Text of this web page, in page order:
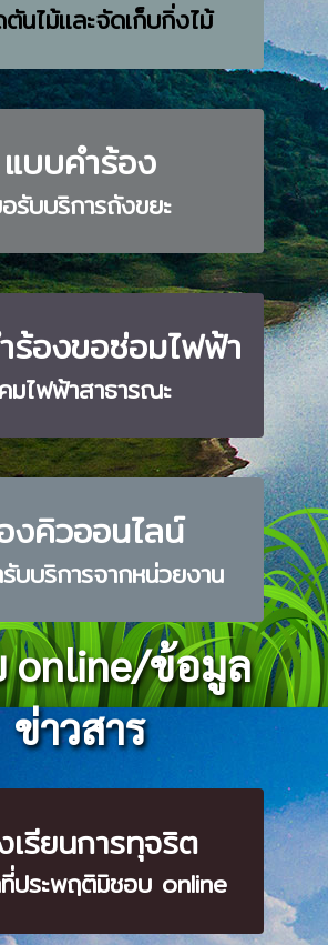
นไม้และจัดเก็บกิ่งไม้
แบบคำร้อง
รับบริการถังขยะ
ร้องขอซ่อมไฟฟ้า
มไฟฟ้าสาธารณะ
งคิวออนไลน์
รับบริการจากหน่วยงาน
online/ข้อมูล
ข่าวสาร
เรียนการทุจริต
ที่ประพฤติมิชอบ online